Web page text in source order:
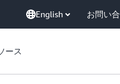
English お問い
ース